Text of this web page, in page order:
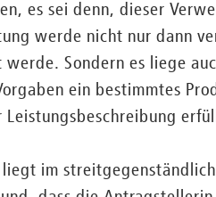
es sei denn, dieser
werde nicht nur dann
Sondern es liege
ein bestimmtes
liegt im